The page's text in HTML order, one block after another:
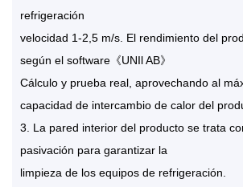
refrigeración
velocidad 1-2,5 m/s. El rendimiento del
según el software《UNIl AB》
Cálculo y prueba real, aprovechando al
capacidad de intercambio de calor del
3. La pared interior del producto se trata
pasivación para garantizar la
limpieza de los equipos de refrigeración.